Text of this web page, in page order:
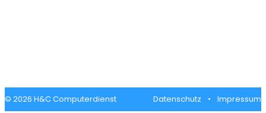
© 2026 H&C Computerdienst Datenschutz • Impressum